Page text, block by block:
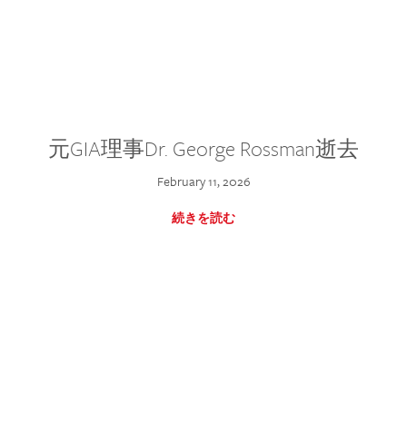
元GIA理事Dr. George Rossman逝去
February 11, 2026
続きを読む